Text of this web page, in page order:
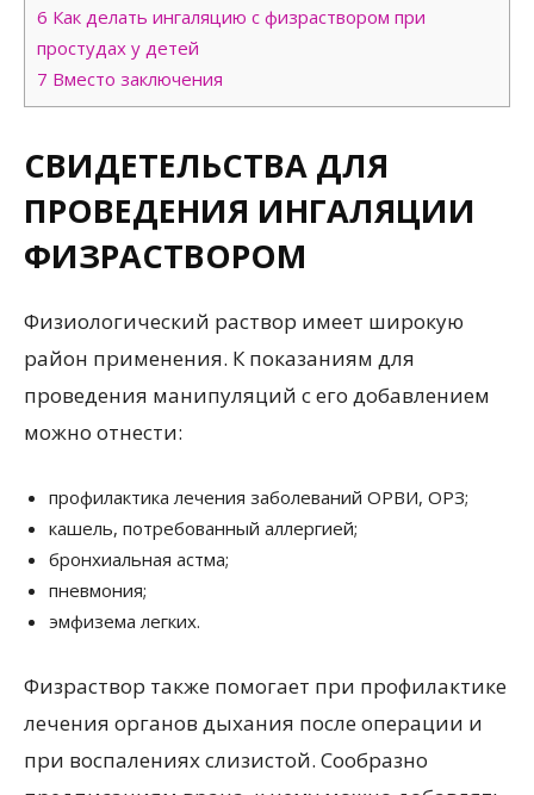
6 Как делать ингаляцию с физраствором при
простудах у детей
7 Вместо заключения
СВИДЕТЕЛЬСТВА ДЛЯ
ПРОВЕДЕНИЯ ИНГАЛЯЦИИ
ФИЗРАСТВОРОМ
Физиологический раствор имеет широкую
район применения. К показаниям для
проведения манипуляций с его добавлением
можно отнести:
профилактика лечения заболеваний ОРВИ, ОРЗ;
кашель, потребованный аллергией;
бронхиальная астма;
пневмония;
эмфизема легких.
Физраствор также помогает при профилактике
лечения органов дыхания после операции и
при воспалениях слизистой. Сообразно